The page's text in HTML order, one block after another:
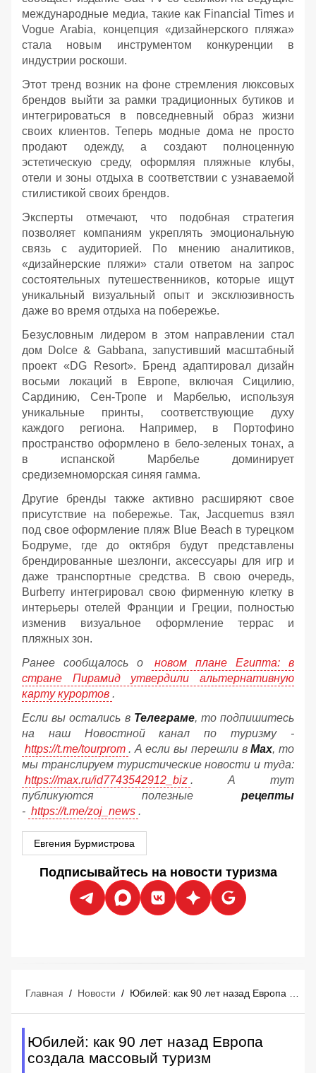
международные медиа, такие как Financial Times и
Vogue Arabia, концепция «дизайнерского пляжа»
стала новым инструментом конкуренции в
индустрии роскоши.
Этот тренд возник на фоне стремления люксовых
брендов выйти за рамки традиционных бутиков и
интегрироваться в повседневный образ жизни
своих клиентов. Теперь модные дома не просто
продают одежду, а создают полноценную
эстетическую среду, оформляя пляжные клубы,
отели и зоны отдыха в соответствии с узнаваемой
стилистикой своих брендов.
Эксперты отмечают, что подобная стратегия
позволяет компаниям укреплять эмоциональную
связь с аудиторией. По мнению аналитиков,
«дизайнерские пляжи» стали ответом на запрос
состоятельных путешественников, которые ищут
уникальный визуальный опыт и эксклюзивность
даже во время отдыха на побережье.
Безусловным лидером в этом направлении стал
дом Dolce & Gabbana, запустивший масштабный
проект «DG Resort». Бренд адаптировал дизайн
восьми локаций в Европе, включая Сицилию,
Сардинию, Сен-Тропе и Марбелью, используя
уникальные принты, соответствующие духу
каждого региона. Например, в Портофино
пространство оформлено в бело-зеленых тонах, а
в испанской Марбелье доминирует
средиземноморская синяя гамма.
Другие бренды также активно расширяют свое
присутствие на побережье. Так, Jacquemus взял
под свое оформление пляж Blue Beach в турецком
Бодруме, где до октября будут представлены
брендированные шезлонги, аксессуары для игр и
даже транспортные средства. В свою очередь,
Burberry интегрировал свою фирменную клетку в
интерьеры отелей Франции и Греции, полностью
изменив визуальное оформление террас и
пляжных зон.
Ранее сообщалось о
новом плане Египта: в
стране Пирамид утвердили альтернативную
карту курортов .
Если вы остались в Телеграме, то подпишитесь
на наш Новостной канал по туризму -
https://t.me/tourprom . А если вы перешли вМах, то
мы транслируем туристические новости и туда:
https://max.ru/id7743542912_biz . А тут
публикуются полезные рецепты
- https://t.me/zoj_news .
Евгения Бурмистрова
Подписывайтесь на новости туризма
Главная / Новости /
Юбилей: как 90 лет назад Европа
создала массовый туризм